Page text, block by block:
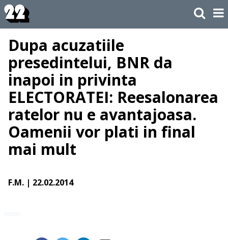
Dupa acuzatiile
presedintelui, BNR da
inapoi in privinta
ELECTORATEI: Reesalonarea
ratelor nu e avantajoasa.
Oamenii vor plati in final
mai mult
F.M. | 22.02.2014